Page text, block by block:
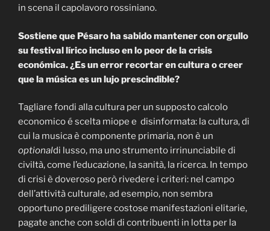
in scena il capolavoro rossiniano.
Sostiene que Pésaro ha sabido mantener con orgullo
su festival lírico incluso en lo peor de la crisis
económica. ¿Es un error recortar en cultura o creer
que la música es un lujo prescindible?
Tagliare fondi alla cultura per un supposto calcolo
economico é scelta miope e disinformata: la cultura, di
cui la musica è componente primaria, non è un
optionaldi lusso, ma uno strumento irrinunciabile di
civiltà, come l’educazione, la sanità, la ricerca. In tempo
di crisi è doveroso però rivedere i criteri: nel campo
dell’attività culturale, ad esempio, non sembra
opportuno prediligere costose manifestazioni elitarie,
pagate anche con soldi di contribuenti in lotta per la